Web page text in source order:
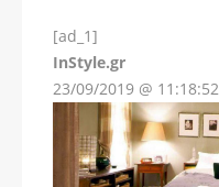
[ad_1]
InStyle.gr
23/09/2019 @ 11:18:52